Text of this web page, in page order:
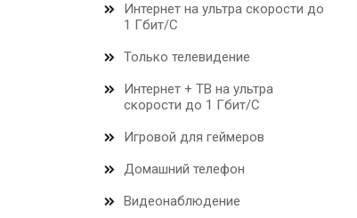
Интернет на ультра скорости до
1 Гбит/С
Только телевидение
Интернет + ТВ на ультра
скорости до 1 Гбит/С
Игровой для геймеров
Домашний телефон
Видеонаблюдение